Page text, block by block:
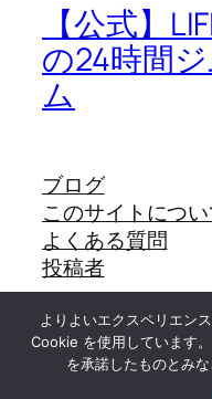
【公式】
の24時間
ム
ブログ
このサイトにつ
よくある質問
投稿者
Twenty Twenty-Five
よりよいエクスペリエン
Cookie を使用しています
を承諾したものとみな